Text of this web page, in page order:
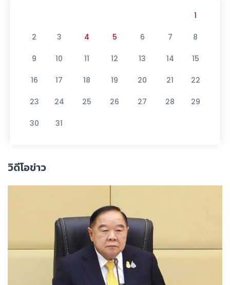
1
2 3 4 5 6 7 8
9 10 11 12 13 14 15
16 17 18 19 20 21 22
23 24 25 26 27 28 29
30 31
วิดีโอข่าว